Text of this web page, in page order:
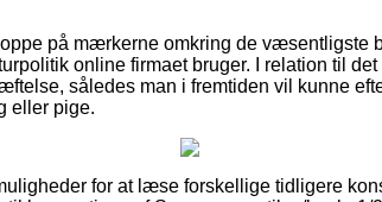
på mærkerne omkring de væsentligste
online firmaet bruger. I relation til
således man i fremtiden vil kunne
eller pige.
for at læse forskellige tidligere